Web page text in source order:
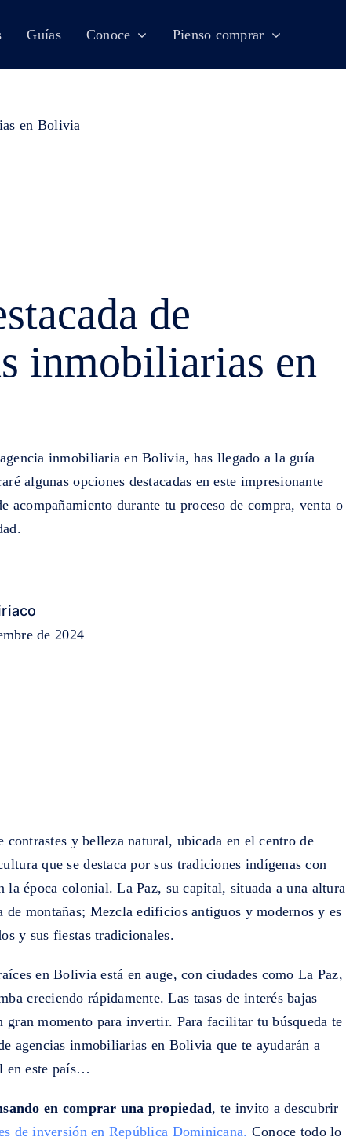
Guías Conoce Pienso comprar
de
inmobiliarias en
inmobiliaria en Bolivia, has llegado a la guía
algunas opciones destacadas en este impresionante
acompañamiento durante tu proceso de compra, venta o
de 2024
y belleza natural, ubicada en el centro de
que se destaca por sus tradiciones indígenas con
la época colonial. La Paz, su capital, situada a una altura
de montañas; Mezcla edificios antiguos y modernos y es
y sus fiestas tradicionales.
en Bolivia está en auge, con ciudades como La Paz,
creciendo rápidamente. Las tasas de interés bajas
gran momento para invertir. Para facilitar tu búsqueda te
agencias inmobiliarias en Bolivia que te ayudarán a
en este país…
en comprar una propiedad, te invito a descubrir
de inversión en República Dominicana. Conoce todo lo